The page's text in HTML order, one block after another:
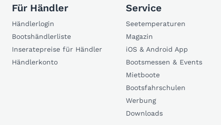
Für Händler
Händlerlogin
Bootshändlerliste
Inseratepreise für Händler
Händlerkonto
Service
Seetemperaturen
Magazin
iOS & Android App
Bootsmessen & Events
Mietboote
Bootsfahrschulen
Werbung
Downloads